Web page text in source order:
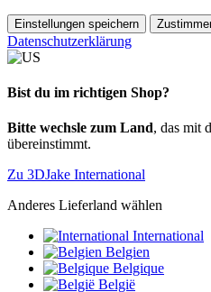
Einstellungen speichern
Datenschutzerklärung
Bist du im richtigen Shop?
Bitte wechsle zum Land, das mit
übereinstimmt.
Zu 3DJake International
Anderes Lieferland wählen
International
Belgien
Belgique
België